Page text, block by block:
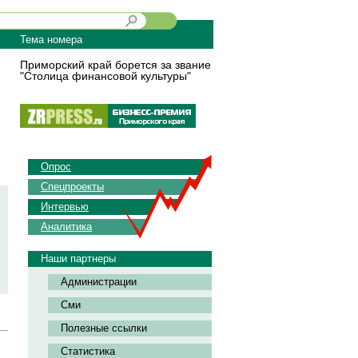
Тема номера
Приморский край борется за звание
"Столица финансовой культуры"
Опрос
Спецпроекты
Интервью
Аналитика
Наши партнеры
Администрации
Сми
Полезные ссылки
Статистика